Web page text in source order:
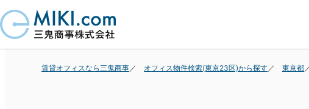
賃貸オフィスなら三鬼商事 オフィス物件検索(東京23区)から探す 東京都